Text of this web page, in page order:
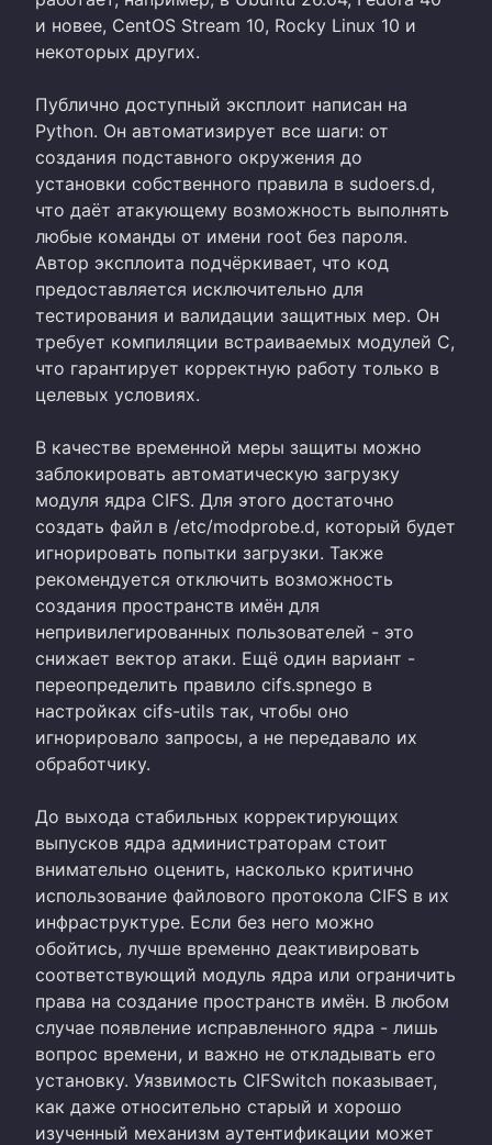
и новее, CentOS Stream 10, Rocky Linux 10 и
некоторых других.
Публично доступный эксплоит написан на
Python. Он автоматизирует все шаги: от
создания подставного окружения до
установки собственного правила в sudoers.d,
что даёт атакующему возможность выполнять
любые команды от имени root без пароля.
Автор эксплоита подчёркивает, что код
предоставляется исключительно для
тестирования и валидации защитных мер. Он
требует компиляции встраиваемых модулей C,
что гарантирует корректную работу только в
целевых условиях.
В качестве временной меры защиты можно
заблокировать автоматическую загрузку
модуля ядра CIFS. Для этого достаточно
создать файл в /etc/modprobe.d, который будет
игнорировать попытки загрузки. Также
рекомендуется отключить возможность
создания пространств имён для
непривилегированных пользователей - это
снижает вектор атаки. Ещё один вариант -
переопределить правило cifs.spnego в
настройках cifs-utils так, чтобы оно
игнорировало запросы, а не передавало их
обработчику.
До выхода стабильных корректирующих
выпусков ядра администраторам стоит
внимательно оценить, насколько критично
использование файлового протокола CIFS в их
инфраструктуре. Если без него можно
обойтись, лучше временно деактивировать
соответствующий модуль ядра или ограничить
права на создание пространств имён. В любом
случае появление исправленного ядра - лишь
вопрос времени, и важно не откладывать его
установку. Уязвимость CIFSwitch показывает,
как даже относительно старый и хорошо
изученный механизм аутентификации может